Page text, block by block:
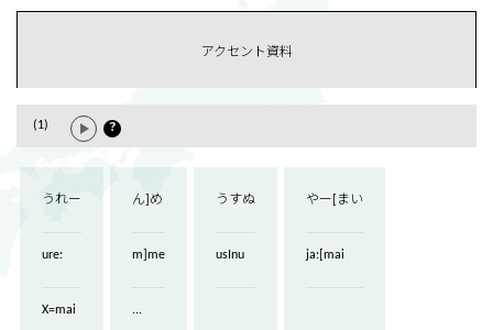
アクセント資料
(1) ？
うれー
ure:
X=mai
ん]め
m]me
...
うすぬ
usInu
やー[まい
ja:[mai